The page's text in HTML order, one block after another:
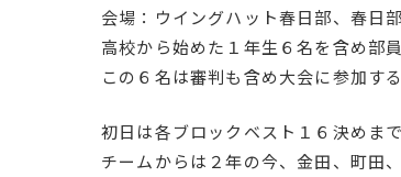
会場：ウイングハット春日部、春日
高校から始めた１年生６名を含め部
この６名は審判も含め大会に参加す
初日は各ブロックベスト１６決めま
チームからは２年の今、金田、町田